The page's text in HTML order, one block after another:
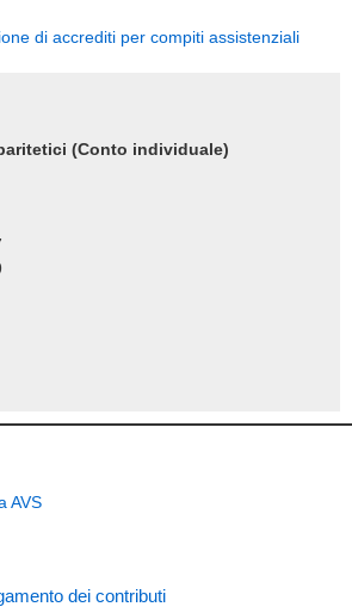
di accrediti per compiti assistenziali
(Conto individuale)
AVS
dei contributi